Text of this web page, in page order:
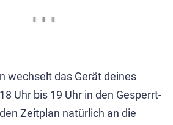
wechselt das Gerät deines
Uhr bis 19 Uhr in den Gesperrt-
Zeitplan natürlich an die